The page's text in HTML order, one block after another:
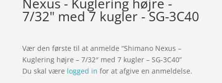
7/32" med 7 kugler - SG-3C40
Vær den første til at anmelde “Shimano Nexus –
Kuglering højre – 7/32″ med 7 kugler – SG-3C40”
Du skal være logged in for at afgive en anmeldelse.